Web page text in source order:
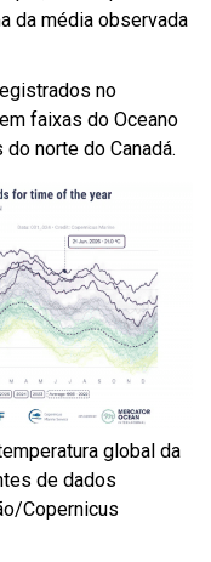
da média observada
no
faixas do Oceano
norte do Canadá.
global da
de dados
Copernicus